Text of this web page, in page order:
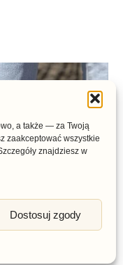
a także — za Twoją
zaakceptować wszystkie
znajdziesz w
Dostosuj zgody